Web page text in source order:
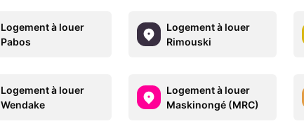
Logement à louer
Pabos
Logement à louer
Rimouski
Logement à louer
Wendake
Logement à louer
Maskinongé (MRC)